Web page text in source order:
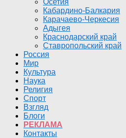
Осетия
Кабардино-Балкария
Карачаево-Черкесия
Адыгея
Краснодарский край
Ставропольский край
Россия
Мир
Культура
Наука
Религия
Спорт
Взгляд
Блоги
РЕКЛАМА
Контакты